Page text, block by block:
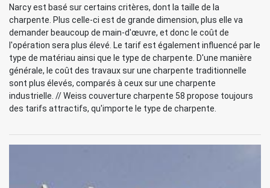
Narcy est basé sur certains critères, dont la taille de la
charpente. Plus celle-ci est de grande dimension, plus elle va
demander beaucoup de main-d'œuvre, et donc le coût de
l'opération sera plus élevé. Le tarif est également influencé par le
type de matériau ainsi que le type de charpente. D'une manière
générale, le coût des travaux sur une charpente traditionnelle
sont plus élevés, comparés à ceux sur une charpente
industrielle. // Weiss couverture charpente 58 propose toujours
des tarifs attractifs, qu'importe le type de charpente.